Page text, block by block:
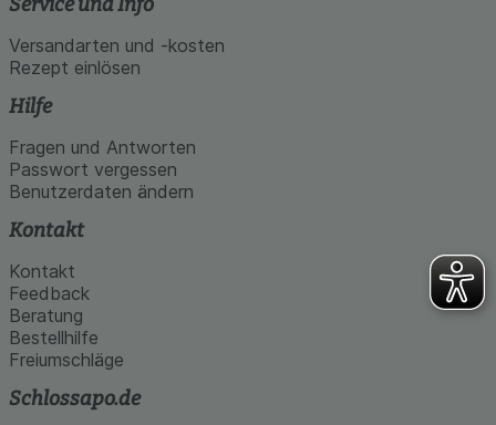
Versandarten und -kosten
Rezept einlösen
Hilfe
Fragen und Antworten
Passwort vergessen
Benutzerdaten ändern
Kontakt
Kontakt
Feedback
Beratung
Bestellhilfe
Freiumschläge
Schlossapo.de